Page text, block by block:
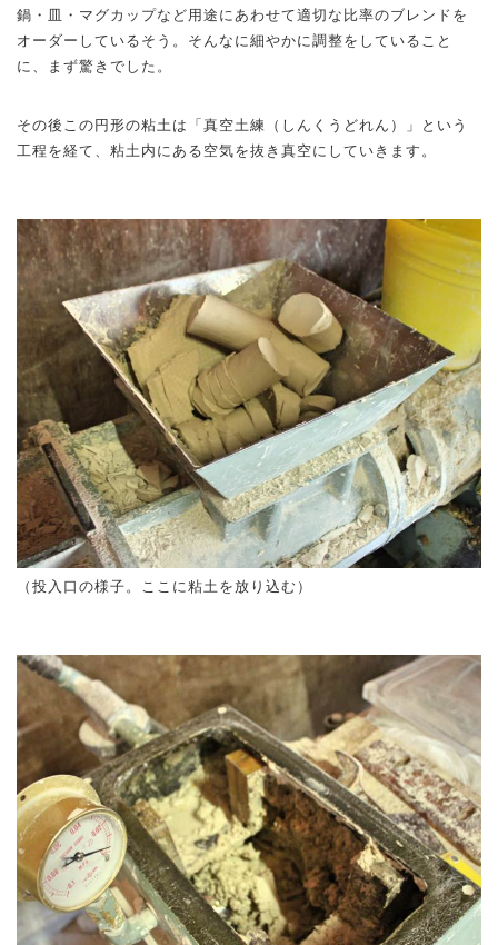
鍋・皿・マグカップなど用途にあわせて適切な比率のブレンドを
オーダーしているそう。そんなに細やかに調整をしていること
に、まず驚きでした。
その後この円形の粘土は「真空土練（しんくうどれん）」という
工程を経て、粘土内にある空気を抜き真空にしていきます。
（投入口の様子。ここに粘土を放り込む）